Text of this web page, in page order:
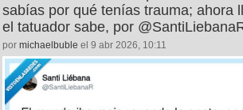
sabías por qué tenías trauma; ahora
el tatuador sabe, por
por michaelbuble el 9 abr 2026, 10:11